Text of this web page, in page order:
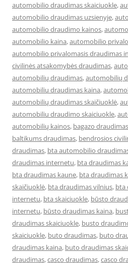
automobilio draudimas skaiciuokle,
automobilio draudimas uzsienyje,
automobilio draudimo kainos,
automobilio kaina,automobilio
automobilio privalomasis draudimas
civilinės atsakomybės draudimas,
automobilių draudimas,automobilių
automobiliu draudimas kaina,
automobilių draudimas skaičiuoklė,
automobiliu draudimo skaiciuokle,
automobilių kainos, bagazo draudimas
baltikums draudimas, bendrosios
draudimas, bta automobilio
draudimas internetu, bta draudimas
bta draudimas kaune, bta draudimas
skaičiuoklė, bta draudimas vilnius, bta
internetu, bta skaiciuokle, būsto
internetu, būsto draudimas kaina,
draudimas skaiciuokle, busto
skaiciuokle, buto draudimas, buto
draudimas kaina, buto draudimas
draudimas,casco draudimas,casco